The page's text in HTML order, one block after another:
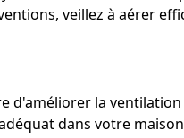
veillez à aérer
d'améliorer la ventilation
dans votre